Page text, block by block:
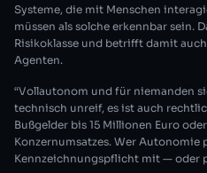
Systeme, die mit Menschen
müssen als solche erkennbar sein.
Risikoklasse und betrifft damit
Agenten.
“Vollautonom und für niemanden
technisch unreif, es ist auch
Bußgelder bis 15 Millionen Euro
Konzernumsatzes. Wer Autonomie
Kennzeichnungspflicht mit — oder